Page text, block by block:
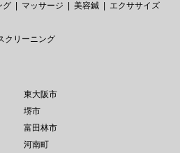
グ マッサージ 美容鍼
エクササイズ
クリーニング
東大阪市
堺市
富田林市
河南町